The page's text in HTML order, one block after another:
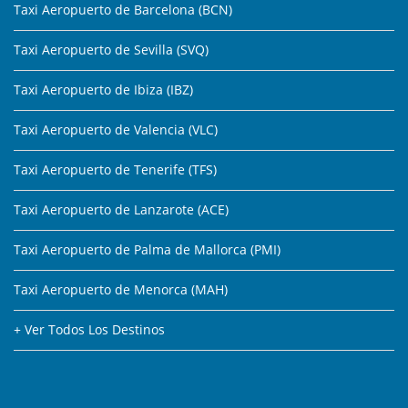
Taxi Aeropuerto de Barcelona (BCN)
Taxi Aeropuerto de Sevilla (SVQ)
Taxi Aeropuerto de Ibiza (IBZ)
Taxi Aeropuerto de Valencia (VLC)
Taxi Aeropuerto de Tenerife (TFS)
Taxi Aeropuerto de Lanzarote (ACE)
Taxi Aeropuerto de Palma de Mallorca (PMI)
Taxi Aeropuerto de Menorca (MAH)
+ Ver Todos Los Destinos